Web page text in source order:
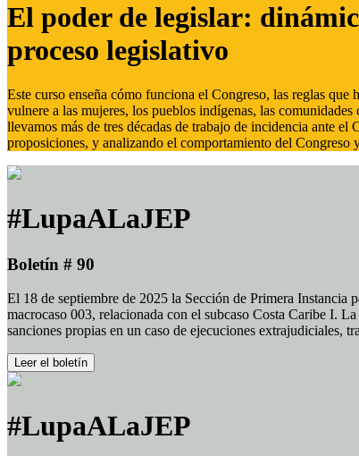
El poder de legislar:
proceso legislativo
Este curso enseña cómo funciona el Congreso, las reglas
vulnere a las mujeres, los pueblos indígenas, las
llevamos más de tres décadas de trabajo de incidencia ante
proposiciones, y analizando el comportamiento del Congreso
#LupaALaJEP
Boletín # 90
El 18 de septiembre de 2025 la Sección de Primera Instancia
macrocaso 003, relacionada con el subcaso Costa Caribe I.
sanciones propias en un caso de ejecuciones extrajudiciales,
Leer el boletín
#LupaALaJEP